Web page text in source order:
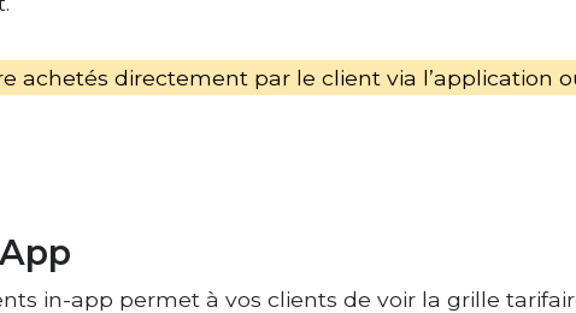
achetés directement par le client via l’application
in-app permet à vos clients de voir la grille